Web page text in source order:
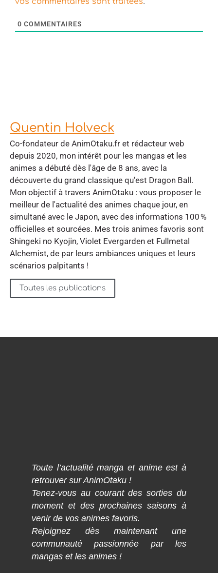
0 COMMENTAIRES
Quentin Holveck
Co-fondateur de AnimOtaku.fr et rédacteur web
depuis 2020, mon intérêt pour les mangas et les
animes a débuté dès l'âge de 8 ans, avec la
découverte du grand classique qu'est Dragon Ball.
Mon objectif à travers AnimOtaku : vous proposer le
meilleur de l'actualité des animes chaque jour, en
simultané avec le Japon, avec des informations 100 %
officielles et sourcées. Mes trois animes favoris sont
Shingeki no Kyojin, Violet Evergarden et Fullmetal
Alchemist, de par leurs ambiances uniques et leurs
scénarios palpitants !
Toutes les publications
Toute l’actualité manga et anime est à
retrouver sur AnimOtaku !
Tenez-vous au courant des sorties du
moment et des prochaines saisons à
venir de vos animes favoris.
Rejoignez dès maintenant une
communauté passionnée par les
mangas et les animes !